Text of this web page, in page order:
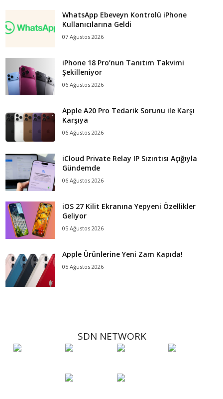
WhatsApp Ebeveyn Kontrolü iPhone
Kullanıcılarına Geldi
07 Ağustos 2026
iPhone 18 Pro’nun Tanıtım Takvimi
Şekilleniyor
06 Ağustos 2026
Apple A20 Pro Tedarik Sorunu ile Karşı
Karşıya
06 Ağustos 2026
iCloud Private Relay IP Sızıntısı Açığıyla
Gündemde
06 Ağustos 2026
iOS 27 Kilit Ekranına Yepyeni Özellikler
Geliyor
05 Ağustos 2026
Apple Ürünlerine Yeni Zam Kapıda!
05 Ağustos 2026
SDN NETWORK